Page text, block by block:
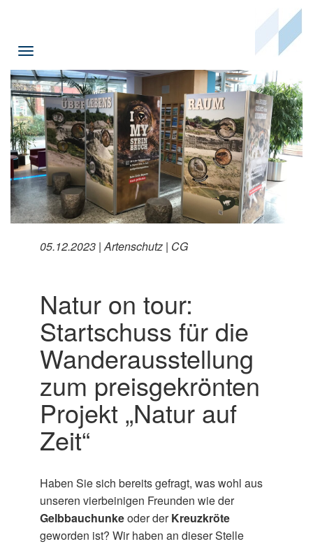
Toggle
navigation
05.12.2023 | Artenschutz | CG
Natur on tour:
Startschuss für die
Wanderausstellung
zum preisgekrönten
Projekt „Natur auf
Zeit“
Haben Sie sich bereits gefragt, was wohl aus
unseren vierbeinigen Freunden wie der
Gelbbauchunkeoder derKreuzkröte
geworden ist? Wir haben an dieser Stelle